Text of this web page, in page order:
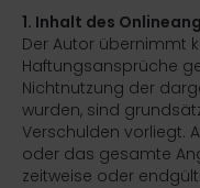
1. Inhalt des
Der Autor übernimmt
Haftungsansprüche
Nichtnutzung der
wurden, sind
Verschulden vorliegt.
oder das gesamte
zeitweise oder
Teile
Ersatzteile